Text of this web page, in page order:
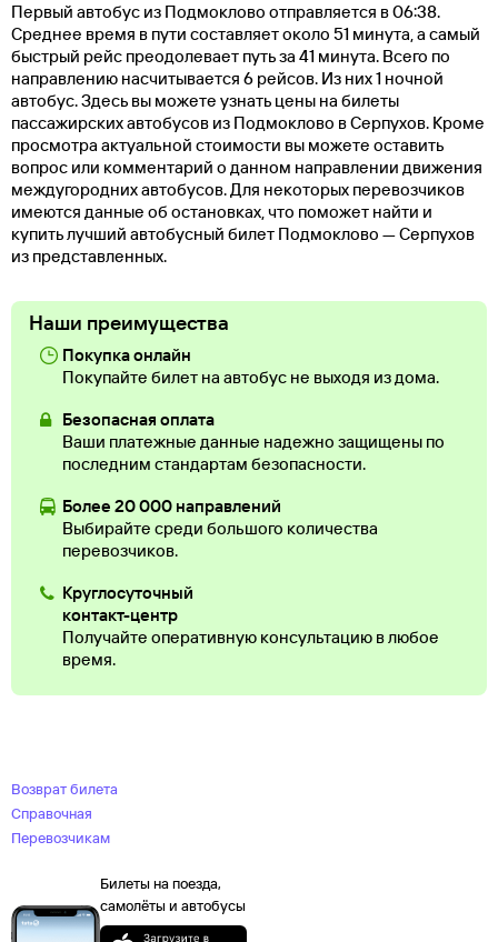
Первый автобус из Подмоклово отправляется в 06:38.
Среднее время в пути составляет около 51 минута, а самый
быстрый рейс преодолевает путь за 41 минута. Всего по
направлению насчитывается 6 рейсов. Из них 1 ночной
автобус. Здесь вы можете узнать цены на билеты
пассажирских автобусов из Подмоклово в Серпухов. Кроме
просмотра актуальной стоимости вы можете оставить
вопрос или комментарий о данном направлении движения
междугородних автобусов. Для некоторых перевозчиков
имеются данные об остановках, что поможет найти и
купить лучший автобусный билет Подмоклово — Серпухов
из представленных.
Наши преимущества
Покупка онлайн
Покупайте билет на автобус не выходя из дома.
Безопасная оплата
Ваши платежные данные надежно защищены по
последним стандартам безопасности.
Более 20 000 направлений
Выбирайте среди большого количества
перевозчиков.
Круглосуточный
контакт-центр
Получайте оперативную консультацию в любое
время.
Возврат билета
Справочная
Перевозчикам
Билеты на поезда,
самолёты и автобусы